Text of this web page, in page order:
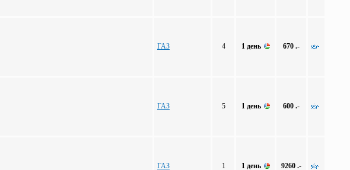
ГАЗ 4 1 день 670 .-
ГАЗ 5 1 день 600 .-
ГАЗ 1 1 день 9260 .-